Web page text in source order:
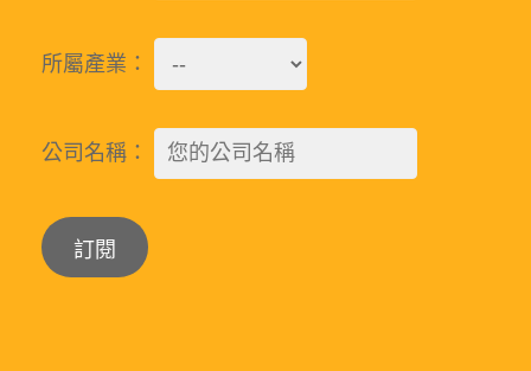
所屬產業：
公司名稱：